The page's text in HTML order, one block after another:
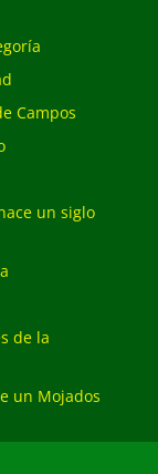
Campos
un siglo
de la
un Mojados